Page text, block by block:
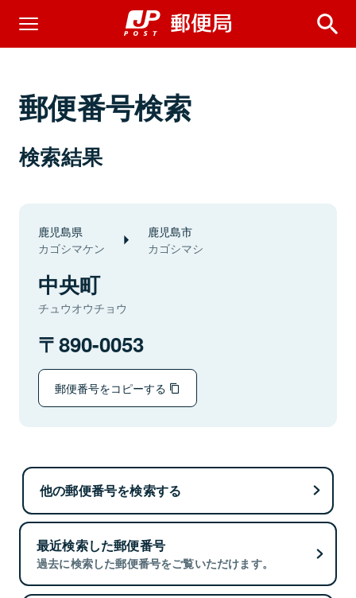
郵便番号検索
検索結果
鹿児島県
カゴシマケン
鹿児島市
カゴシマシ
中央町
チュウオウチョウ
890-0053
郵便番号をコピーする
他の郵便番号を検索する
最近検索した郵便番号
過去に検索した郵便番号をご覧いただけます。